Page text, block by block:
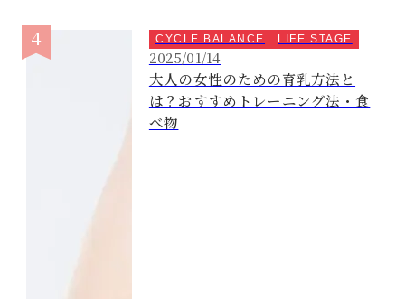
CYCLE BALANCE LIFE STAGE
2025/01/14
大人の女性のための育乳方法と
は？おすすめトレーニング法・食
べ物